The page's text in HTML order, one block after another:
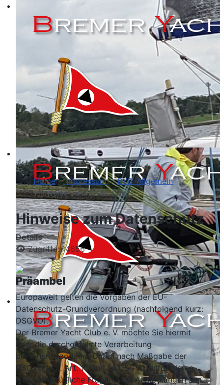
Home Impressum
BYC-Allgemein
Hinweise zum Datenschutz
Hinweise zum Datenschutz
Details
Zugriffe: 14856
Präambel
Europaweit gelten die Vorgaben der EU-
Datenschutz-Grundverordnung (nachfolgend kurz:
DSGVO).
Der Bremer Yacht Club e. V. möchte Sie hiermit
über die durchgeführte Verarbeitung
personenbezogener Daten nach Maßgabe der
DSGVO (vgl. Art. 13 und 14 DSGVO) informieren.
Für diesbezügliche Fragen oder Anmerkungen zu